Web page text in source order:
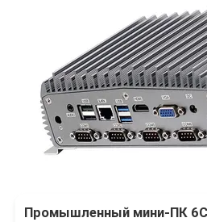
Промышленный мини-ПК